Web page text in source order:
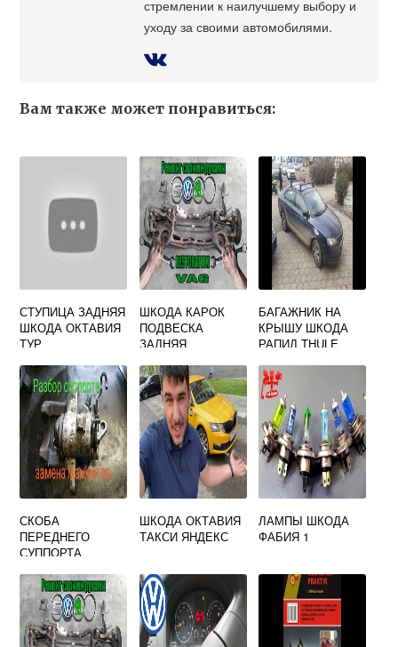
стремлении к наилучшему выбору и
уходу за своими автомобилями.
Вам также может понравиться:
СТУПИЦА ЗАДНЯЯ
ШКОДА ОКТАВИЯ
ТУР
ШКОДА КАРОК
ПОДВЕСКА
ЗАДНЯЯ
БАГАЖНИК НА
КРЫШУ ШКОДА
РАПИД THULE
СКОБА
ПЕРЕДНЕГО
СУППОРТА
А5
ШКОДА ОКТАВИЯ
ТАКСИ ЯНДЕКС
ЛАМПЫ ШКОДА
ФАБИЯ 1